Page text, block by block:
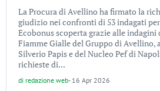
La Procura di Avellino ha firmato la
giudizio nei confronti di 53 indagati
Ecobonus scoperta grazie alle
Fiamme Gialle del Gruppo di Avellino,
Silverio Papis e del Nucleo Pef di
richieste di...
di redazione web- 16 Apr 2026